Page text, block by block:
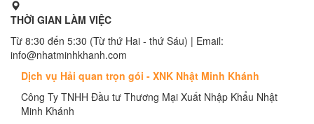
THỜI GIAN LÀM VIỆC
Từ 8:30 đến 5:30 (Từ thứ Hai - thứ Sáu) | Email:
info@nhatminhkhanh.com
Dịch vụ Hải quan trọn gói - XNK Nhật Minh Khánh
Công Ty TNHH Đầu tư Thương Mại Xuất Nhập Khẩu Nhật
Minh Khánh